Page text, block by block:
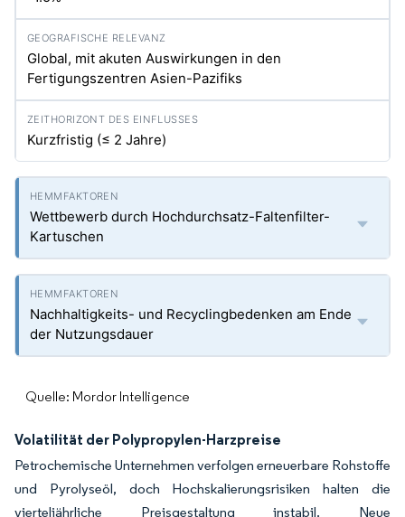
Global, mit akuten Auswirkungen in den
Fertigungszentren Asien-Pazifiks
Kurzfristig (≤ 2 Jahre)
Wettbewerb durch Hochdurchsatz-Faltenfilter-
Kartuschen
Nachhaltigkeits- und Recyclingbedenken am Ende
der Nutzungsdauer
Quelle: Mordor Intelligence
Volatilität der Polypropylen-Harzpreise
Petrochemische Unternehmen verfolgen erneuerbare Rohstoffe
und Pyrolyseöl, doch Hochskalierungsrisiken halten die
vierteljährliche Preisgestaltung instabil. Neue